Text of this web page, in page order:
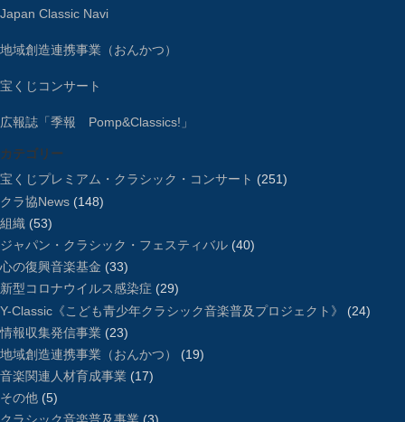
Japan Classic Navi
地域創造連携事業（おんかつ）
宝くじコンサート
広報誌「季報 Pomp&Classics!」
カテゴリー
宝くじプレミアム・クラシック・コンサート (251)
クラ協News (148)
組織 (53)
ジャパン・クラシック・フェスティバル (40)
心の復興音楽基金 (33)
新型コロナウイルス感染症 (29)
Y-Classic《こども青少年クラシック音楽普及プロジェクト》
(24)
情報収集発信事業 (23)
地域創造連携事業（おんかつ）
(19)
音楽関連人材育成事業 (17)
その他 (5)